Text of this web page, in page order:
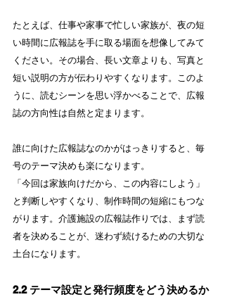
たとえば、仕事や家事で忙しい家族が、夜の短
い時間に広報誌を手に取る場面を想像してみて
ください。その場合、長い文章よりも、写真と
短い説明の方が伝わりやすくなります。このよ
うに、読むシーンを思い浮かべることで、広報
誌の方向性は自然と定まります。
誰に向けた広報誌なのかがはっきりすると、毎
号のテーマ決めも楽になります。
「今回は家族向けだから、この内容にしよう」
と判断しやすくなり、制作時間の短縮にもつな
がります。介護施設の広報誌作りでは、まず読
者を決めることが、迷わず続けるための大切な
土台になります。
2.2 テーマ設定と発行頻度をどう決めるか